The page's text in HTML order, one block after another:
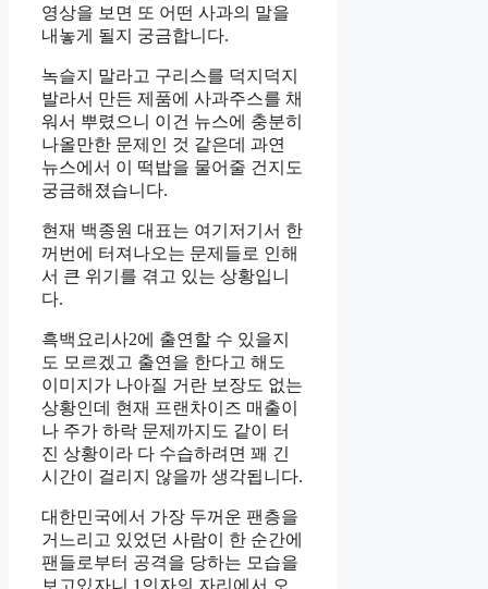
영상을 보면 또 어떤 사과의 말을
내놓게 될지 궁금합니다.
녹슬지 말라고 구리스를 덕지덕지
발라서 만든 제품에 사과주스를 채
워서 뿌렸으니 이건 뉴스에 충분히
나올만한 문제인 것 같은데 과연
뉴스에서 이 떡밥을 물어줄 건지도
궁금해졌습니다.
현재 백종원 대표는 여기저기서 한
꺼번에 터져나오는 문제들로 인해
서 큰 위기를 겪고 있는 상황입니
다.
흑백요리사2에 출연할 수 있을지
도 모르겠고 출연을 한다고 해도
이미지가 나아질 거란 보장도 없는
상황인데 현재 프랜차이즈 매출이
나 주가 하락 문제까지도 같이 터
진 상황이라 다 수습하려면 꽤 긴
시간이 걸리지 않을까 생각됩니다.
대한민국에서 가장 두꺼운 팬층을
거느리고 있었던 사람이 한 순간에
팬들로부터 공격을 당하는 모습을
보고있자니 1인자의 자리에서 오